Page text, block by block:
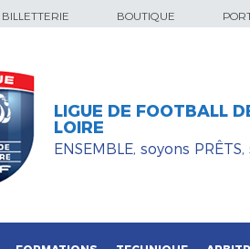
BILLETTERIE BOUTIQUE
LIGUE DE FOOTBALL
LOIRE
ENSEMBLE, soyons